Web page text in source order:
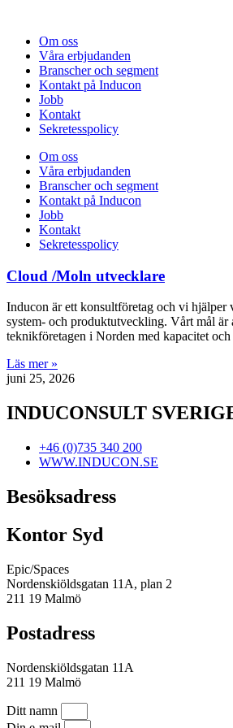
Om oss
Våra erbjudanden
Branscher och segment
Kontakt på Inducon
Jobb
Kontakt
Sekretesspolicy
Om oss
Våra erbjudanden
Branscher och segment
Kontakt på Inducon
Jobb
Kontakt
Sekretesspolicy
Cloud /Moln utvecklare
Inducon är ett konsultföretag och vi hjälper
system- och produktutveckling. Vårt mål är
teknikföretagen i Norden med kapacitet
Läs mer »
juni 25, 2026
INDUCONSULT
+46 (0)735 340 200
WWW.INDUCON.SE
Besöksadress
Kontor Syd
Epic/Spaces
Nordenskiöldsgatan 11A, plan 2
211 19 Malmö
Postadress
Nordenskiöldsgatan 11A
211 19 Malmö
Ditt namn